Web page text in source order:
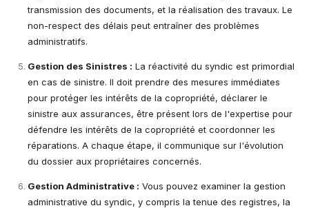
transmission des documents, et la réalisation des travaux. Le
non-respect des délais peut entraîner des problèmes
administratifs.
Gestion des Sinistres : La réactivité du syndic est primordial
en cas de sinistre. Il doit prendre des mesures immédiates
pour protéger les intérêts de la copropriété, déclarer le
sinistre aux assurances, être présent lors de l'expertise pour
défendre les intérêts de la copropriété et coordonner les
réparations. A chaque étape, il communique sur l'évolution
du dossier aux propriétaires concernés.
Gestion Administrative : Vous pouvez examiner la gestion
administrative du syndic, y compris la tenue des registres, la